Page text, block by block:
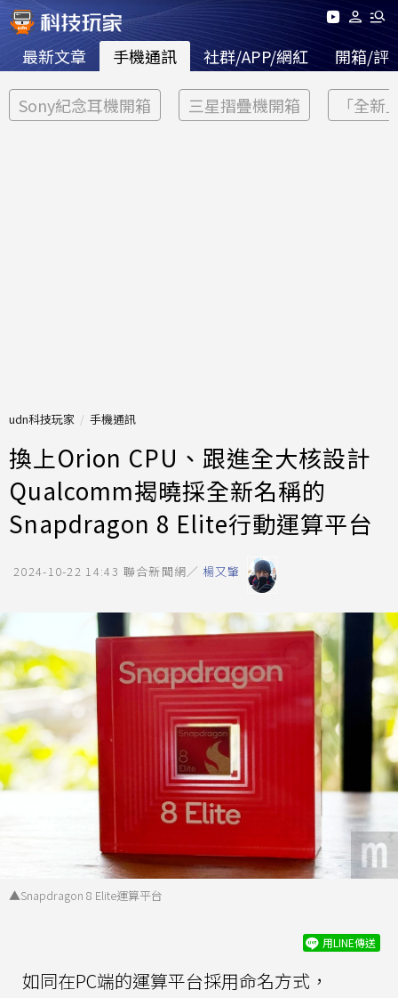
最新文章 手機通訊 社群/APP/網紅 開箱/評
Sony紀念耳機開箱 三星摺疊機開箱 「全新
udn科技玩家 手機通訊
換上Orion CPU、跟進全大核設計
Qualcomm揭曉採全新名稱的
Snapdragon 8 Elite行動運算平台
2024-10-22 14:43 聯合新聞網／ 楊又肇
▲Snapdragon 8 Elite運算平台
用LINE傳送
如同在PC端的運算平台採用命名方式，